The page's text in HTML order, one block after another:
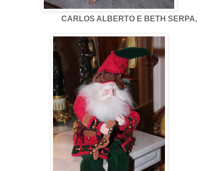
CARLOS ALBERTO E BETH SERPA,